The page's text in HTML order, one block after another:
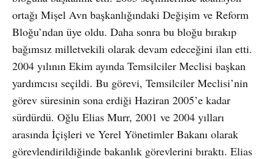
ortağı Mişel Avn başkanlığındaki Değişim ve Reform
Bloğu’ndan üye oldu. Daha sonra bu bloğu bırakıp
bağımsız milletvekili olarak devam edeceğini ilan etti.
2004 yılının Ekim ayında Temsilciler Meclisi başkan
yardımcısı seçildi. Bu görevi, Temsilciler Meclisi’nin
görev süresinin sona erdiği Haziran 2005’e kadar
sürdürdü. Oğlu Elias Murr, 2001 ve 2004 yılları
arasında İçişleri ve Yerel Yönetimler Bakanı olarak
görevlendirildiğinde bakanlık görevlerini bıraktı. Elias